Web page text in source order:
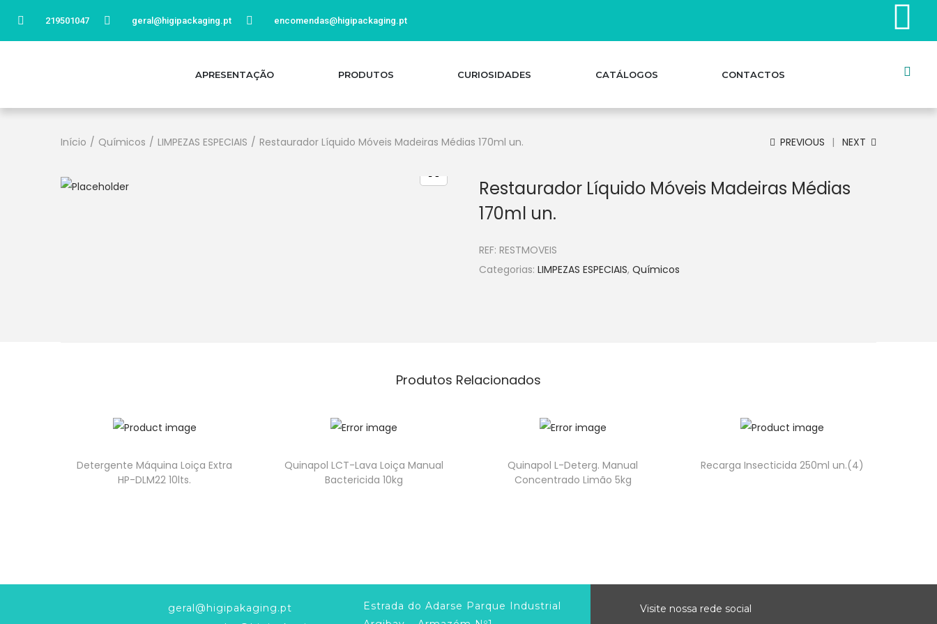
219501047 geral@higipackaging.pt encomendas@higipackaging.pt
APRESENTAÇÃO PRODUTOS CURIOSIDADES CATÁLOGOS CONTACTOS
Início / Químicos / LIMPEZAS ESPECIAIS / Restaurador Líquido Móveis Madeiras Médias 170ml un. PREVIOUS NEXT
Restaurador Líquido Móveis Madeiras Médias
170ml un.
REF: RESTMOVEIS
Categorias: LIMPEZAS ESPECIAIS, Químicos
Produtos Relacionados
Detergente Máquina Loiça Extra
HP-DLM22 10lts.
Quinapol LCT-Lava Loiça Manual
Bactericida 10kg
Quinapol L-Deterg. Manual
Concentrado Limão 5kg
Recarga Insecticida 250ml un.(4)
geral@higipakaging.pt
Estrada do Adarse Parque Industrial
Visite nossa rede social